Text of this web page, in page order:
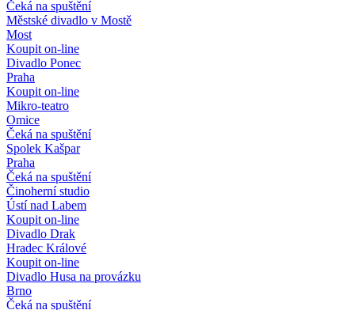
Čeká na spuštění
Městské divadlo v Mostě
Most
Koupit on-line
Divadlo Ponec
Praha
Koupit on-line
Mikro-teatro
Omice
Čeká na spuštění
Spolek Kašpar
Praha
Čeká na spuštění
Činoherní studio
Ústí nad Labem
Koupit on-line
Divadlo Drak
Hradec Králové
Koupit on-line
Divadlo Husa na provázku
Brno
Čeká na spuštění